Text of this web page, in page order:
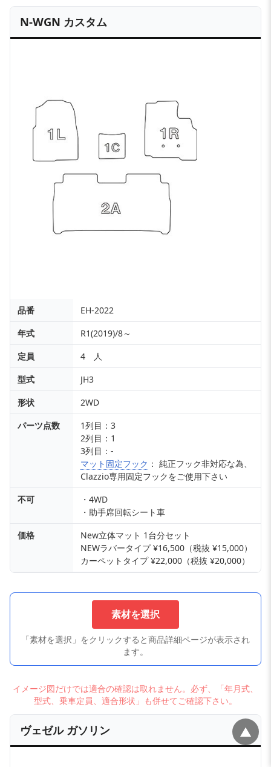
N-WGN カスタム
品番
EH-2022
年式
R1(2019)/8～
定員
4 人
型式
JH3
形状
2WD
パーツ点数
1列目：3
2列目：1
3列目：-
マット固定フック ： 純正フック非対応な為、
Clazzio専用固定フックをご使用下さい
不可
・4WD
・助手席回転シート車
価格
New立体マット 1台分セット
NEWラバータイプ ¥16,500（税抜 ¥15,000）
カーペットタイプ ¥22,000（税抜 ¥20,000）
素材を選択
「素材を選択」をクリックすると商品詳細ページが表示され
ます。
イメージ図だけでは適合の確認は取れません。必ず、「年月式、
型式、乗車定員、適合形状」も併せてご確認下さい。
ヴェゼル ガソリン ▲